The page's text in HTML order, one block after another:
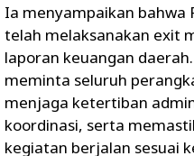
Ia menyampaikan bahwa
telah melaksanakan exit
laporan keuangan
meminta seluruh
menjaga ketertiban
koordinasi, serta
kegiatan berjalan sesuai